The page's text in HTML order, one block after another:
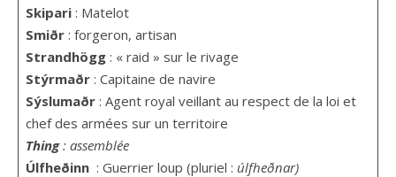
Skipari: Matelot
Smiðr: forgeron, artisan
Strandhögg : « raid » sur le rivage
Stýrmaðr : Capitaine de navire
Sýslumaðr: Agent royal veillant au respect de la loi et
chef des armées sur un territoire
Thing: assemblée
Úlfheðinn : Guerrier loup (pluriel : úlfheðnar)